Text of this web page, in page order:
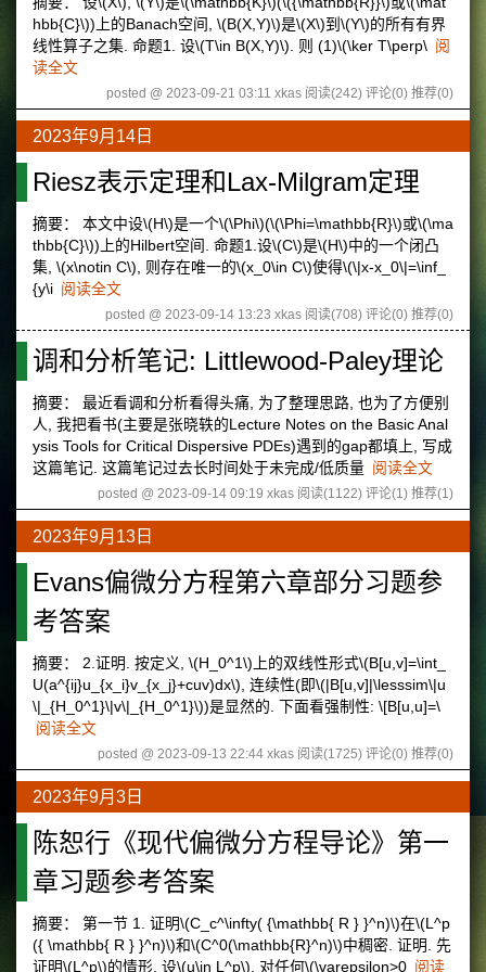
hbb{C}\))上的Banach空间, \(B(X,Y)\)是\(X\)到\(Y\)的所有有界
线性算子之集. 命题1. 设\(T\in B(X,Y)\). 则 (1)\(\ker T\perp\ 阅
读全文
posted @ 2023-09-21 03:11 xkas 阅读(242) 评论(0) 推荐(0)
2023年9月14日
Riesz表示定理和Lax-Milgram定理
摘要： 本文中设\(H\)是一个\(\Phi\)(\(\Phi=\mathbb{R}\)或\(\ma
thbb{C}\))上的Hilbert空间. 命题1.设\(C\)是\(H\)中的一个闭凸
集, \(x\notin C\), 则存在唯一的\(x_0\in C\)使得\(\|x-x_0\|=\inf_
{y\i 阅读全文
posted @ 2023-09-14 13:23 xkas 阅读(708) 评论(0) 推荐(0)
调和分析笔记: Littlewood-Paley理论
摘要： 最近看调和分析看得头痛, 为了整理思路, 也为了方便别
人, 我把看书(主要是张晓轶的Lecture Notes on the Basic Anal
ysis Tools for Critical Dispersive PDEs)遇到的gap都填上, 写成
这篇笔记. 这篇笔记过去长时间处于未完成/低质量 阅读全文
posted @ 2023-09-14 09:19 xkas 阅读(1122) 评论(1) 推荐(1)
2023年9月13日
Evans偏微分方程第六章部分习题参
考答案
摘要： 2.证明. 按定义, \(H_0^1\)上的双线性形式\(B[u,v]=\int_
U(a^{ij}u_{x_i}v_{x_j}+cuv)dx\), 连续性(即\(|B[u,v]|\lesssim\|u
\|_{H_0^1}\|v\|_{H_0^1}\))是显然的. 下面看强制性: \[B[u,u]=\
阅读全文
posted @ 2023-09-13 22:44 xkas 阅读(1725) 评论(0) 推荐(0)
2023年9月3日
陈恕行《现代偏微分方程导论》第一
章习题参考答案
摘要： 第一节 1. 证明\(C_c^\infty( {\mathbb{ R } }^n)\)在\(L^p
({ \mathbb{ R } }^n)\)和\(C^0(\mathbb{R}^n)\)中稠密. 证明. 先
证明\(L^p\)的情形, 设\(u\in L^p\). 对任何\(\varepsilon>0 阅读